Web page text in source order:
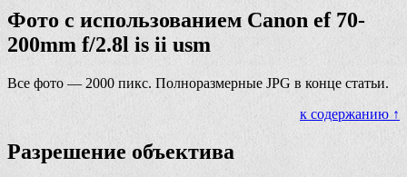
Фото с использованием Canon ef 70-
200mm f/2.8l is ii usm
Все фото — 2000 пикс. Полноразмерные JPG в конце статьи.
к содержанию ↑
Разрешение объектива